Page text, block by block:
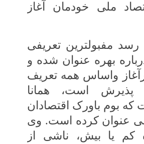
ملی خودمان آغاز
مفبول‏ترین تعریفی
بهره‏ عنوان شده و
واساس همه‏ تعریف
پذیرش است، همانا
که‏ بوم باورک اقتصادان
عنوان کرده است. وی
کم یا بیش، ناشی از